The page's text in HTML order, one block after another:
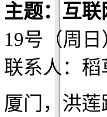
主题：互联
19号（周
联系人：稻
厦门，洪莲